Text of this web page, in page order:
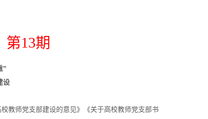
第13期
”
设
教师党支部建设的意见》《关于高校教师党支部书